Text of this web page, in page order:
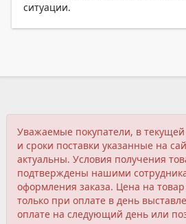
ситуации.
Уважаемые покупатели, в
и сроки поставки указанные на
актуальны. Условия получения
подтверждены нашими
оформления заказа. Цена на
только при оплате в день
оплате на следующий день или